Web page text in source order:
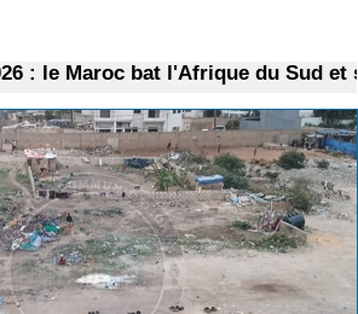
: le Maroc bat l'Afrique du Sud et